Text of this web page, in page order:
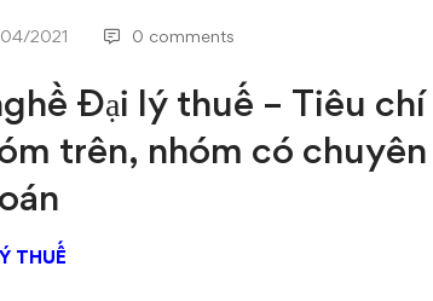
2021 0 comments
Đại lý thuế – Tiêu chí
trên, nhóm có
THUẾ